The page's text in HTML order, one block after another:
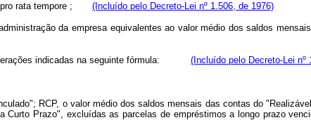
pro rata tempore ; (Incluído pelo Decreto-Lei nº 1.506, de 1976)
da empresa equivalentes ao valor médio dos saldos
indicadas na seguinte fórmula: (Incluído pelo Decreto-Lei nº
RCP, o valor médio dos saldos mensais das contas do
a Curto Prazo", excluídas as parcelas de empréstimos a longo